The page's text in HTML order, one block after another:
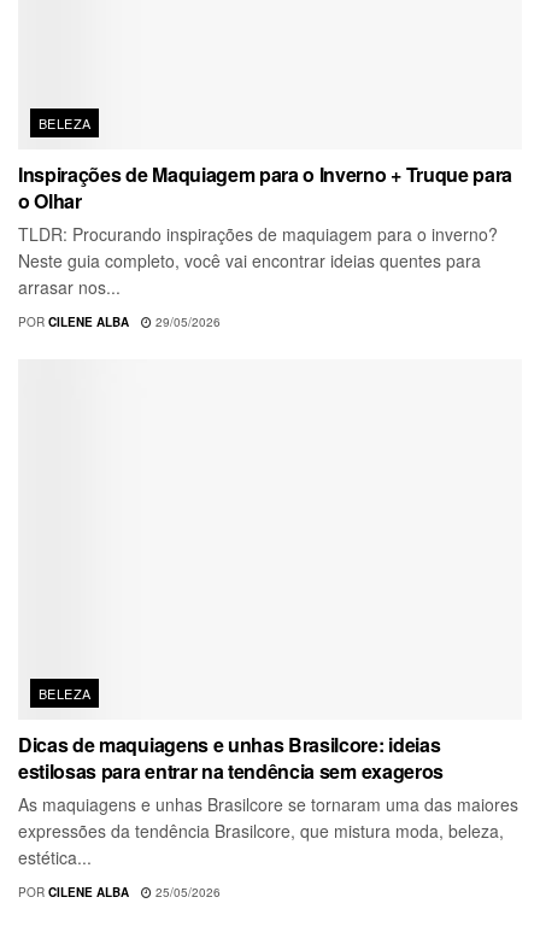
BELEZA
Inspirações de Maquiagem para o Inverno + Truque para
o Olhar
TLDR: Procurando inspirações de maquiagem para o inverno?
Neste guia completo, você vai encontrar ideias quentes para
arrasar nos...
POR CILENE ALBA 29/05/2026
BELEZA
Dicas de maquiagens e unhas Brasilcore: ideias
estilosas para entrar na tendência sem exageros
As maquiagens e unhas Brasilcore se tornaram uma das maiores
expressões da tendência Brasilcore, que mistura moda, beleza,
estética...
POR CILENE ALBA 25/05/2026